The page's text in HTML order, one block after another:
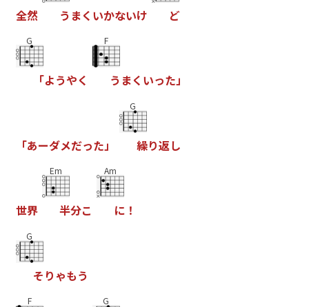
全然 う まく いかないけ ど
G
「ようやく
F
う まく いった」
「あーダメだった 」
G
繰り返し
世界
Em
半分こ
Am
に！
G
そ り ゃもう
F G